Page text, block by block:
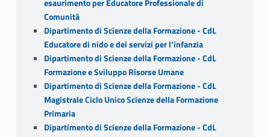
esaurimento per Educatore Professionale di
Comunità
Dipartimento di Scienze della Formazione - CdL
Educatore di nido e dei servizi per l’infanzia
Dipartimento di Scienze della Formazione - CdL
Formazione e Sviluppo Risorse Umane
Dipartimento di Scienze della Formazione - CdL
Magistrale Ciclo Unico Scienze della Formazione
Primaria
Dipartimento di Scienze della Formazione - CdL